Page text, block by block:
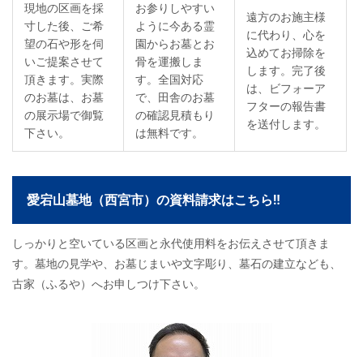
現地の区画を採
寸した後、ご希
望の石や形を伺
いご提案させて
頂きます。実際
のお墓は、お墓
の展示場で御覧
下さい。
お参りしやすい
ように今ある霊
園からお墓とお
骨を運搬しま
す。全国対応
で、田舎のお墓
の確認見積もり
は無料です。
遠方のお施主様
に代わり、心を
込めてお掃除を
します。完了後
は、ビフォーア
フターの報告書
を送付します。
愛宕山墓地（西宮市）の資料請求はこちら‼
しっかりと空いている区画と永代使用料をお伝えさせて頂きま
す。墓地の見学や、お墓じまいや文字彫り、墓石の建立なども、
古家（ふるや）へお申しつけ下さい。